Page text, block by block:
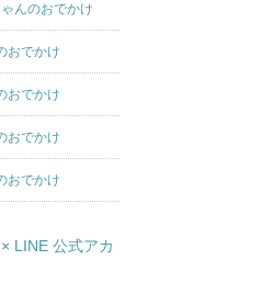
んのおでかけ
おでかけ
おでかけ
おでかけ
おでかけ